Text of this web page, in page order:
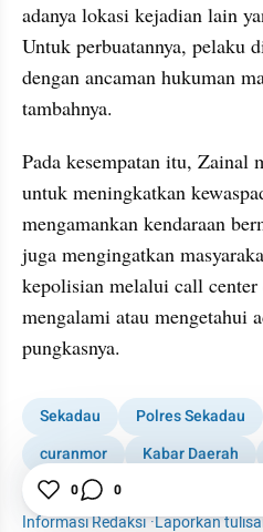
adanya lokasi kejadian lain
Untuk perbuatannya, pelaku
dengan ancaman hukuman
tambahnya.
Pada kesempatan itu, Zainal
untuk meningkatkan
mengamankan kendaraan
juga mengingatkan
kepolisian melalui call
mengalami atau mengetahui
pungkasnya.
Sekadau Polres Sekadau
curanmor
Kabar Daerah
Kalbar
Informasi Redaksi·Laporkan
0 0